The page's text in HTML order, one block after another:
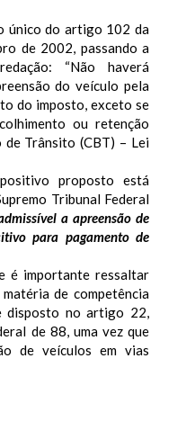
único do artigo 102 da
de 2002, passando a
“Não haverá
do veículo pela
do imposto, exceto se
ou retenção
Trânsito (CBT) – Lei
proposto está
Tribunal Federal
a apreensão de
para pagamento de
é importante ressaltar
de competência
disposto no artigo 22,
de 88, uma vez que
de veículos em vias